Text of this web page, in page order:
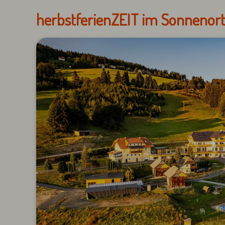
herbstferienZEIT im Sonnenort